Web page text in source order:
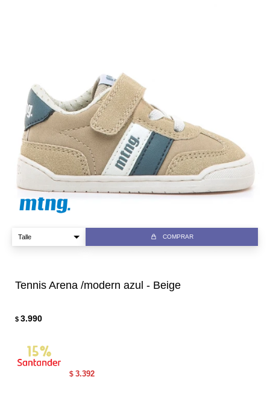
COMPRAR
Tennis Arena /modern azul - Beige
$ 3.990
$ 3.392